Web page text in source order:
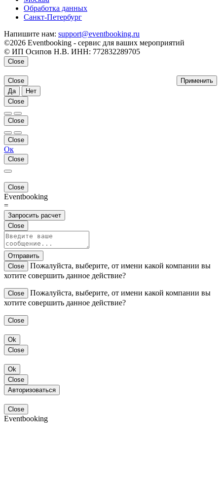
Обработка данных
Санкт-Петербург
Напишите нам: support@eventbooking.ru
©2026 Eventbooking - сервис для ваших мероприятий
© ИП Осипов Н.В. ИНН: 772832289705
Close
Применить
Close
Да
Нет
Close
Close
Close
Ок
Close
Close
Eventbooking
=
Запросить расчет
Close
Отправить
Close
Пожалуйста, выберите, от имени какой компании вы
хотите совершить данное действие?
Close
Пожалуйста, выберите, от имени какой компании вы
хотите совершить данное действие?
Close
Ok
Close
Ok
Close
Авторизоваться
Close
Eventbooking